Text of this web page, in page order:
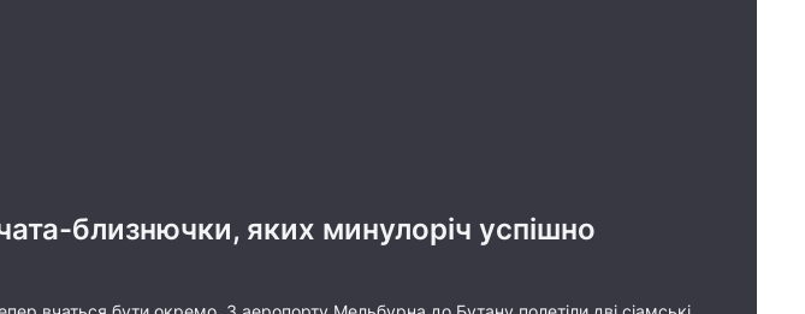
близнючки, яких минулоріч успішно